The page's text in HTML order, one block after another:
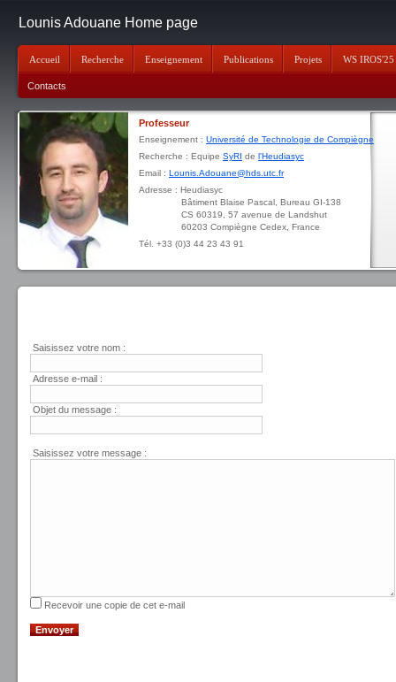
Accueil Recherche Enseignement Publications Projets WS IROS'25
Contacts
Lounis Adouane Home page
Professeur
Enseignement : Université de Technologie de Compiègne
Recherche : Equipe SyRI de l'Heudiasyc
Email : Lounis.Adouane@hds.utc.fr
Adresse : Heudiasyc
Bâtiment Blaise Pascal, Bureau GI-138
CS 60319, 57 avenue de Landshut
60203 Compiègne Cedex, France
Tél. +33 (0)3 44 23 43 91
Saisissez votre nom :
Adresse e-mail :
Objet du message :
Saisissez votre message :
Recevoir une copie de cet e-mail
Envoyer